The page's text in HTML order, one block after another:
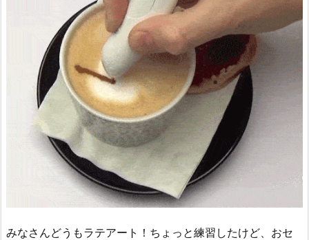
みなさんどうもラテアート！ちょっと練習したけど、おセ